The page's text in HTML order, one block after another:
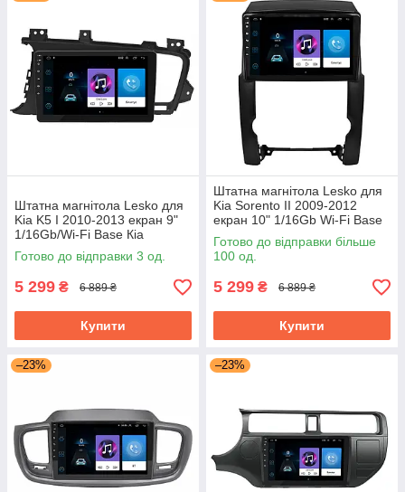
Штатна магнітола Lesko для
Kia K5 I 2010-2013 екран 9"
1/16Gb/Wi-Fi Base Кіа
Готово до відправки 3 од.
5 299 ₴ 6 889 ₴
Купити
Штатна магнітола Lesko для
Kia Sorento II 2009-2012
екран 10" 1/16Gb Wi-Fi Base
GPS Android Кіа
Готово до відправки більше
100 од.
5 299 ₴ 6 889 ₴
Купити
–23% –23%